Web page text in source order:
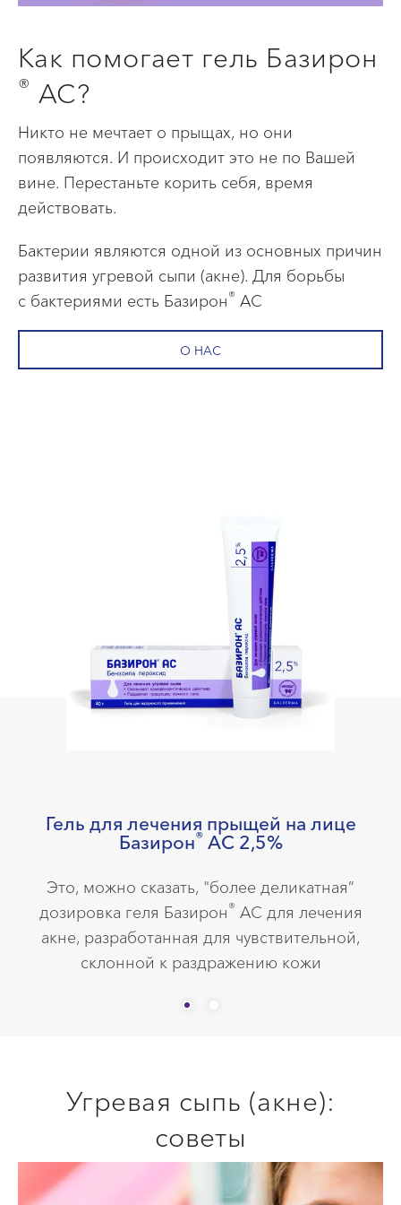
Как помогает гель Базирон
® АС?
Никто не мечтает о прыщах, но они
появляются. И происходит это не по Вашей
вине. Перестаньте корить себя, время
действовать.
Бактерии являются одной из основных причин
развития угревой сыпи (акне). Для борьбы
с бактериями есть Базирон® АС
О НАС
Гель для лечения прыщей на лице
Базирон®АС 2,5%
Это, можно сказать, "более деликатная”
дозировка геля Базирон® АС для лечения
акне, разработанная для чувствительной,
склонной к раздражению кожи
Угревая сыпь (акне):
советы